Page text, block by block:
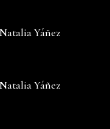
Yáñez
Yáñez